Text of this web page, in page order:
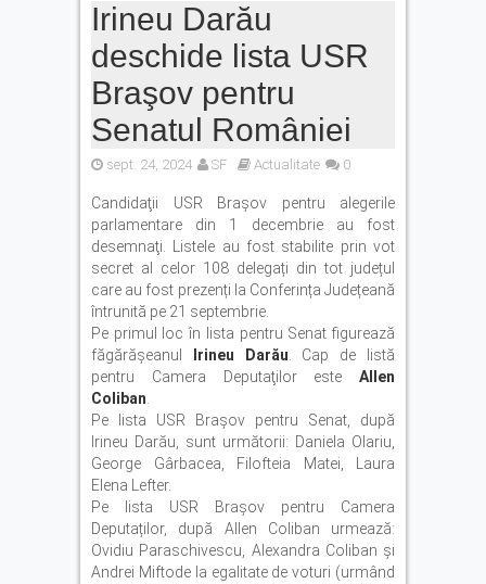
Irineu Darău
deschide lista USR
Braşov pentru
Senatul României
sept. 24, 2024 SF Actualitate 0
Candidaţii USR Brașov pentru alegerile
parlamentare din 1 decembrie au fost
desemnaţi. Listele au fost stabilite prin vot
secret al celor 108 delegați din tot județul
care au fost prezenți la Conferința Județeană
întrunită pe 21 septembrie.
Pe primul loc în lista pentru Senat figurează
făgărăşeanul
Irineu Darău . Cap de listă
pentru Camera Deputaţilor este Allen
Coliban
Pe lista USR Brașov pentru Senat, după
Irineu Darău, sunt următorii: Daniela Olariu,
George Gârbacea, Filofteia Matei, Laura
Elena Lefter.
Pe lista USR Braşov pentru Camera
Deputaților, după Allen Coliban urmează:
Ovidiu Paraschivescu, Alexandra Coliban și
Andrei Miftode la egalitate de voturi (urmând